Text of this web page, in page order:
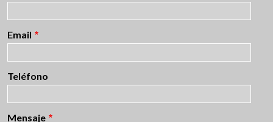
Email
Teléfono
Mensaje